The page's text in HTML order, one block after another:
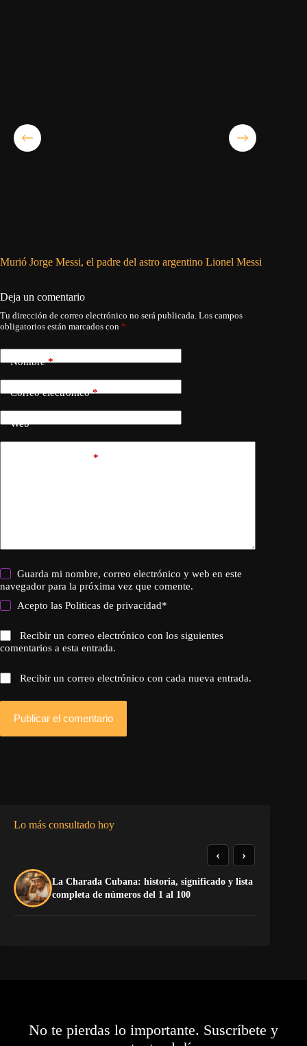
Murió Jorge Messi, el padre del astro argentino Lionel Messi
Deja un comentario
Tu dirección de correo electrónico no será publicada. Los campos
obligatorios están marcados con *
Nombre*
Correo electrónico*
Web
*
Guarda mi nombre, correo electrónico y web en este
navegador para la próxima vez que comente.
Acepto lasPoliticas de privacidad*
Recibir un correo electrónico con los siguientes
comentarios a esta entrada.
Recibir un correo electrónico con cada nueva entrada.
Publicar el comentario
Lo más consultado hoy
La Charada Cubana: historia, significado y lista
completa de números del 1 al 100
‹ ›
No te pierdas lo importante. Suscríbete y